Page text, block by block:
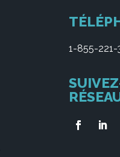
1-855-221-